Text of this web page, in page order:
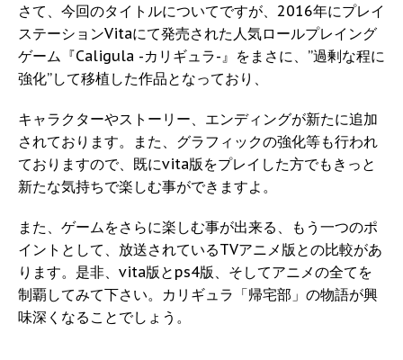
さて、今回のタイトルについてですが、2016年にプレイ
ステーションVitaにて発売された人気ロールプレイング
ゲーム『Caligula -カリギュラ-』をまさに、”過剰な程に
強化”して移植した作品となっており、
キャラクターやストーリー、エンディングが新たに追加
されております。また、グラフィックの強化等も行われ
ておりますので、既にvita版をプレイした方でもきっと
新たな気持ちで楽しむ事ができますよ。
また、ゲームをさらに楽しむ事が出来る、もう一つのポ
イントとして、放送されているTVアニメ版との比較があ
ります。是非、vita版とps4版、そしてアニメの全てを
制覇してみて下さい。カリギュラ「帰宅部」の物語が興
味深くなることでしょう。